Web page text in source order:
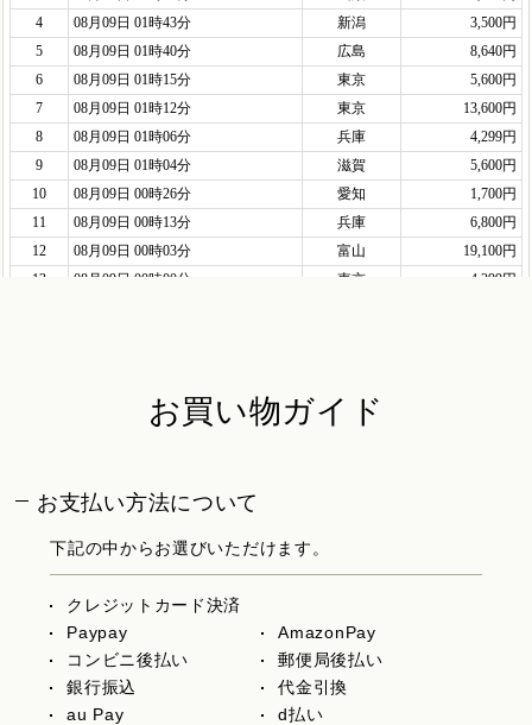
お買い物ガイド
お支払い方法について
下記の中からお選びいただけます。
クレジットカード決済
Paypay
AmazonPay
コンビニ後払い
郵便局後払い
銀行振込
代金引換
au Pay
d払い